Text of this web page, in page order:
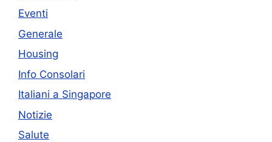
Eventi
Generale
Housing
Info Consolari
Italiani a Singapore
Notizie
Salute